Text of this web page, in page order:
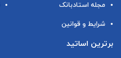
مجله استادبانک
شرایط و قوانین
برترین اساتید